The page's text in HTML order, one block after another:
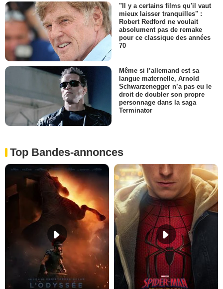
"Il y a certains films qu'il vaut
mieux laisser tranquilles" :
Robert Redford ne voulait
absolument pas de remake
pour ce classique des années
70
Même si l’allemand est sa
langue maternelle, Arnold
Schwarzenegger n’a pas eu le
droit de doubler son propre
personnage dans la saga
Terminator
Top Bandes-annonces